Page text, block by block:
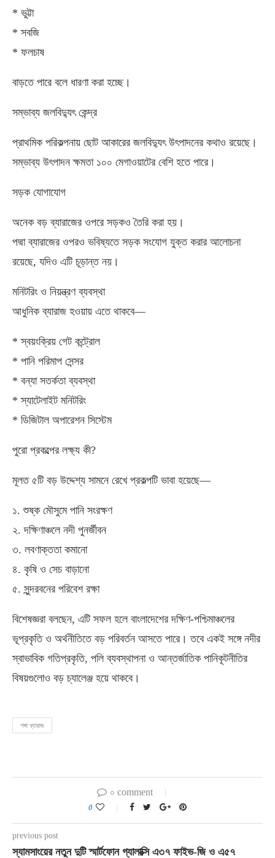
* ভুট্টা
* সবজি
* ফলচাষ
বাড়তে পারে বলে ধারণা করা হচ্ছে।
সম্ভাব্য জলবিদ্যুৎ কেন্দ্র
প্রাথমিক পরিকল্পনায় ছোট আকারের জলবিদ্যুৎ উৎপাদনের কথাও রয়েছে।
সম্ভাব্য উৎপাদন ক্ষমতা ১০০ মেগাওয়াটের বেশি হতে পারে।
সড়ক যোগাযোগ
অনেক বড় ব্যারাজের ওপরে সড়কও তৈরি করা হয়।
পদ্মা ব্যারাজের ওপরও ভবিষ্যতে সড়ক সংযোগ যুক্ত করার আলোচনা
রয়েছে, যদিও এটি চূড়ান্ত নয়।
মনিটরিং ও নিয়ন্ত্রণ ব্যবস্থা
আধুনিক ব্যারাজ হওয়ায় এতে থাকবে—
* স্বয়ংক্রিয় গেট কন্ট্রোল
* পানি পরিমাপ সেন্সর
* বন্যা সতর্কতা ব্যবস্থা
* স্যাটেলাইট মনিটরিং
* ডিজিটাল অপারেশন সিস্টেম
পুরো প্রকল্পের লক্ষ্য কী?
মূলত ৫টি বড় উদ্দেশ্য সামনে রেখে প্রকল্পটি ভাবা হয়েছে—
১. শুষ্ক মৌসুমে পানি সংরক্ষণ
২. দক্ষিণাঞ্চলে নদী পুনর্জীবন
৩. লবণাক্ততা কমানো
৪. কৃষি ও সেচ বাড়ানো
৫. সুন্দরবনের পরিবেশ রক্ষা
বিশেষজ্ঞরা বলছেন, এটি সফল হলে বাংলাদেশের দক্ষিণ-পশ্চিমাঞ্চলের
ভূপ্রকৃতি ও অর্থনীতিতে বড় পরিবর্তন আসতে পারে। তবে একই সঙ্গে নদীর
স্বাভাবিক গতিপ্রকৃতি, পলি ব্যবস্থাপনা ও আন্তর্জাতিক পানিকূটনীতির
বিষয়গুলোও বড় চ্যালেঞ্জ হয়ে থাকবে।
গঙ্গা ব্যারাজ
০ comment
0
previous post
স্যামসাংয়ের নতুন দুটি স্মার্টফোন গ্যালাক্সি এ৩৭ ফাইভ-জি ও এ৫৭